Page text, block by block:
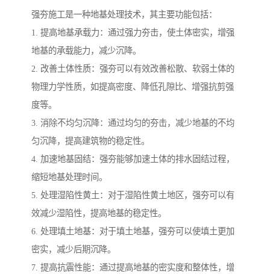
强夯施工是一种地基处理技术，其主要功能包括：
1. 提高地基承载力：通过强力夯击，使土体密实，增强
地基的承载能力，减少沉降。
2. 改善土体性质：强夯可以有效改善松散、软弱土体的
物理力学性质，如提高密度、降低孔隙比、增强抗剪强
度等。
3. 消除不均匀沉降：通过均匀的夯击，减少地基的不均
匀沉降，提高建筑物的稳定性。
4. 加速地基固结：强夯能够加速土体的排水固结过程，
缩短地基处理时间。
5. 处理湿陷性黄土：对于湿陷性黄土地区，强夯可以有
效减少湿陷性，提高地基的稳定性。
6. 处理填土地基：对于填土地基，强夯可以使填土更加
密实，减少后期沉降。
7. 提高抗震性能：通过提高地基的密实度和整体性，增